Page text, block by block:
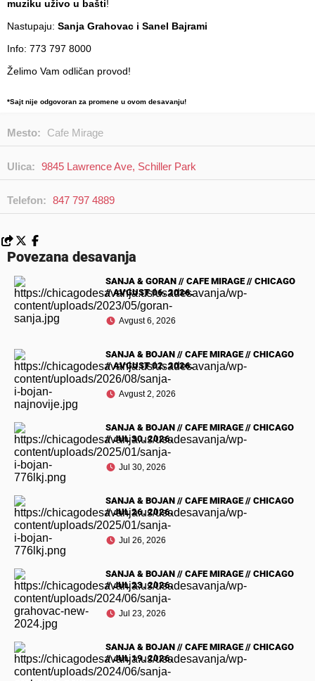
muziku uživo u bašti!
Nastupaju: Sanja Grahovac i Sanel Bajrami
Info: 773 797 8000
Želimo Vam odličan provod!
*Sajt nije odgovoran za promene u ovom desavanju!
Mesto: Cafe Mirage
Ulica: 9845 Lawrence Ave, Schiller Park
Telefon: 847 797 4889
Povezana desavanja
SANJA & GORAN // CAFE MIRAGE // CHICAGO
// AVGUST 06. 2026.
Avgust 6, 2026
SANJA & BOJAN // CAFE MIRAGE // CHICAGO
// AVGUST 02. 2026.
Avgust 2, 2026
SANJA & BOJAN // CAFE MIRAGE // CHICAGO
// JUL 30. 2026.
Jul 30, 2026
SANJA & BOJAN // CAFE MIRAGE // CHICAGO
// JUL 26. 2026.
Jul 26, 2026
SANJA & BOJAN // CAFE MIRAGE // CHICAGO
// JUL 23. 2026.
Jul 23, 2026
SANJA & BOJAN // CAFE MIRAGE // CHICAGO
// JUL 19. 2026.